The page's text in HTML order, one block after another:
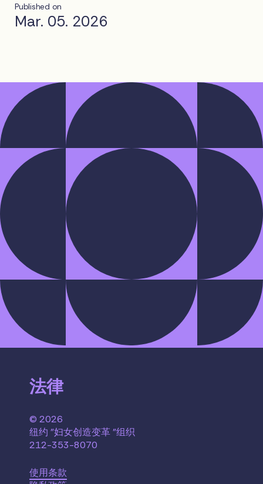
Published on
Mar. 05. 2026
法律
© 2026
纽约 "妇女创造变革 "组织
212-353-8070
使用条款